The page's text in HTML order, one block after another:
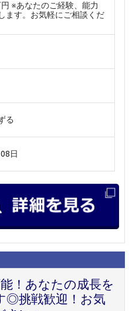
※あなたのご経験、能力
ます。お気軽にご相談くだ
る
日
！あなたの成長を
◎挑戦歓迎！お気